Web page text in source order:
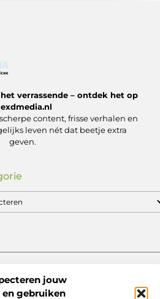
jouw
en gebruiken
verrassende – ontdek het op
content, frisse verhalen en
leven nét dat beetje extra
geven.
All Right Reserved.